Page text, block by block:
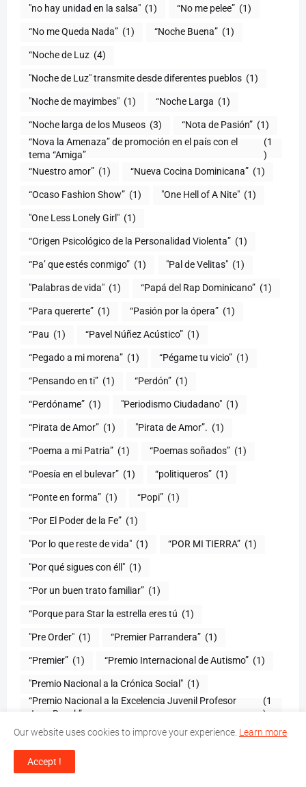
"no hay unidad en la salsa" (1) (1)
“No me Queda Nada” (1) “Noche Buena” (1)
“Noche de Luz (4)
"Noche de Luz" transmite desde diferentes pueblos (1)
(1) “Noche Larga (1)
“Noche larga de los Museos (3)
(1)
“Nova la Amenaza” de promoción en el país con el
tema “Amiga”
(1
)
“Nuestro amor” (1) “Nueva Cocina Dominicana” (1)
“Ocaso Fashion Show” (1) "One Hell of A Nite" (1)
"One Less Lonely Girl" (1)
“Origen Psicológico de la Personalidad Violenta” (1)
“Pa’ que estés conmigo” (1) "Pal de Velitas" (1)
"Palabras de vida" (1) “Papá del Rap Dominicano” (1)
“Para quererte” (1) “Pasión por la ópera” (1)
“Pau (1) “Pavel Núñez Acústico” (1)
“Pegado a mi morena” (1) “Pégame tu vicio” (1)
“Pensando en ti” (1) “Perdón” (1)
“Perdóname” (1) "Periodismo Ciudadano" (1)
“Pirata de Amor” (1) "Pirata de Amor”. (1)
“Poema a mi Patria” (1) “Poemas soñados” (1)
“Poesía en el bulevar” (1) “politiqueros” (1)
“Ponte en forma” (1) “Popi” (1)
“Por El Poder de la Fe” (1)
"Por lo que reste de vida" (1) “POR MI TIERRA” (1)
"Por qué sigues con éll" (1)
“Por un buen trato familiar” (1)
“Porque para Star la estrella eres tú (1)
(1) “Premier Parrandera” (1)
“Premier” (1) “Premio Internacional de Autismo” (1)
"Premio Nacional a la Crónica Social" (1)
“Premio Nacional a la Excelencia Juvenil Profesor
Juan Bosch”
(1
)
“Premios Eladia de Cuello” (1)
1970-2012"
“Profesor Honorario”
Our website uses cookies to improve your experience. Learn more
Accept !